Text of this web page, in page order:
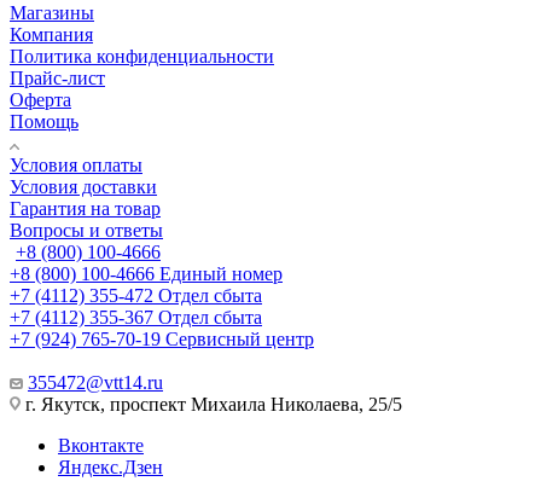
Магазины
Компания
Политика конфиденциальности
Прайс-лист
Оферта
Помощь
Условия оплаты
Условия доставки
Гарантия на товар
Вопросы и ответы
+8 (800) 100-4666
+8 (800) 100-4666 Единый номер
+7 (4112) 355-472 Отдел сбыта
+7 (4112) 355-367 Отдел сбыта
+7 (924) 765-70-19 Сервисный центр
355472@vtt14.ru
г. Якутск, проспект Михаила Николаева, 25/5
Вконтакте
Яндекс.Дзен